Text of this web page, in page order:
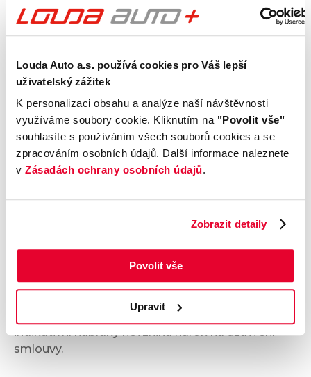
Louda Auto a.s. používá cookies pro Váš lepší
uživatelský zážitek
K personalizaci obsahu a analýze naší návštěvnosti
využíváme soubory cookie. Kliknutím na "Povolit vše"
souhlasíte s používáním všech souborů cookies a se
zpracováním osobních údajů. Další informace naleznete
v Zásadách ochrany osobních údajů.
Zobrazit detaily
Povolit vše
Upravit
1.0 MPI
spotřeba
Počet dveří
Barva
Velikost disků kol
Odpočet DPH
Na objednání
VOL00008
Výbava
Údaje obsažené v této kartě vozu mají
informativní charakter. Tato indikativní nabídka
není nabídkou ve smyslu § 1731 nebo § 1732
příslib dle § 1733 občanského zákoníku. Z této
indikativní nabídky nevzniká nárok na uzavření
smlouvy.